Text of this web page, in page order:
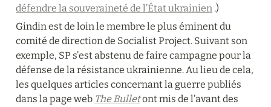
défendre la souveraineté de l’État ukrainien .)
Gindin est de loin le membre le plus éminent du
comité de direction de Socialist Project. Suivant son
exemple, SP s’est abstenu de faire campagne pour la
défense de la résistance ukrainienne. Au lieu de cela,
les quelques articles concernant la guerre publiés
dans la page web The Bullet ont mis de l’avant des